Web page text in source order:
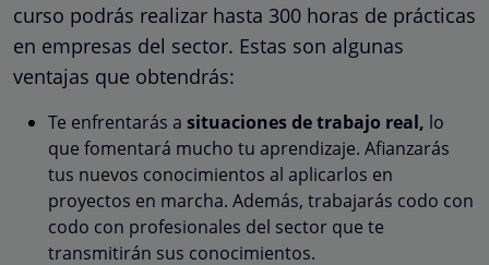
curso podrás realizar hasta 300 horas de prácticas
en empresas del sector. Estas son algunas
ventajas que obtendrás:
Te enfrentarás a situaciones de trabajo real, lo
que fomentará mucho tu aprendizaje. Afianzarás
tus nuevos conocimientos al aplicarlos en
proyectos en marcha. Además, trabajarás codo con
codo con profesionales del sector que te
transmitirán sus conocimientos.